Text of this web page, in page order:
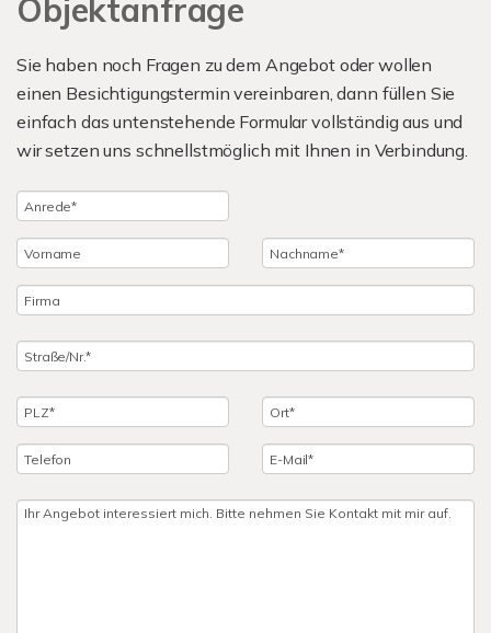
Objektanfrage
Sie haben noch Fragen zu dem Angebot oder wollen
einen Besichtigungstermin vereinbaren, dann füllen Sie
einfach das untenstehende Formular vollständig aus und
wir setzen uns schnellstmöglich mit Ihnen in Verbindung.